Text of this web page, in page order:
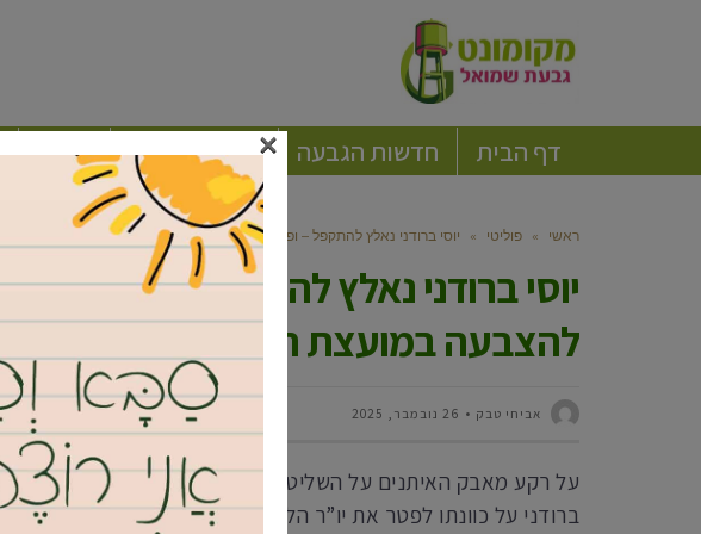
דף הבית חדשות הגבעה חברה וקהילה נדל”ן
ראשי » פוליטי » יוסי ברודני נאלץ להתקפל – ופיטוריו של דור חרלפ לא יעלו להצבעה במועצת
יוסי ברודני נאלץ להתקפל – ופיטוריו
להצבעה במועצת העיר הערב
אביחי טבק 26 נובמבר, 2025
על רקע מאבק האיתנים על השליטה במוסדות הליכוד בגבעת
ברודני על כוונתו לפטר את יו”ר הליכוד בעיר דור חרלפ
×